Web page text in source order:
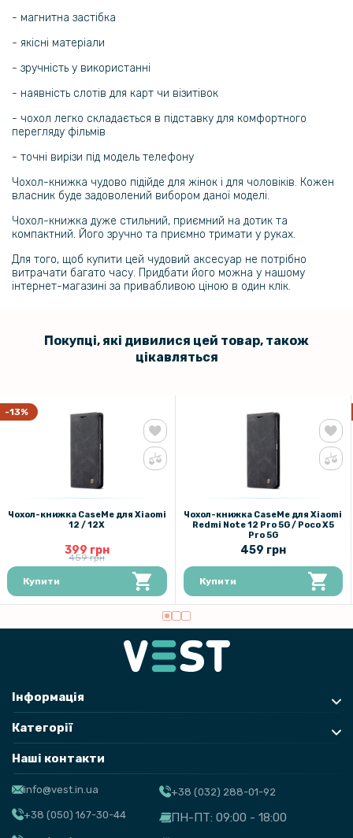
- магнитна застібка
- якісні матеріали
- зручність у використанні
- наявність слотів для карт чи візитівок
- чохол легко складається в підставку для комфортного
перегляду фільмів
- точні вирізи під модель телефону
Чохол-книжка чудово підійде для жінок і для чоловіків. Кожен
власник буде задоволений вибором даної моделі.
Чохол-книжка дуже стильний, приємний на дотик та
компактний. Його зручно та приємно тримати у руках.
Для того, щоб купити цей чудовий аксесуар не потрібно
витрачати багато часу. Придбати його можна у нашому
інтернет-магазині за привабливою ціною в один клік.
Покупці, які дивилися цей товар, також
цікавляться
-13%
Чохол-книжка CaseMe для Xiaomi
12 / 12X
399 грн
459 грн
Купити
Чохол-книжка CaseMe для Xiaomi
Redmi Note 12 Pro 5G / Poco X5
Pro 5G
459 грн
Купити
Інформація
Категорії
Наші контакти
info@vest.in.ua
+38 (050) 167-30-44
+38 (032) 288-01-92
ПН-ПТ: 09:00 - 18:00